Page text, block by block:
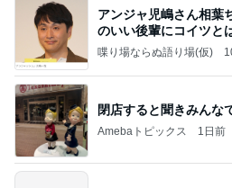
アンジャ児嶋さん相葉
のいい後輩にコイツと
喋り場ならぬ語り場(仮)
閉店すると聞きみんな
Amebaトピックス 1日前